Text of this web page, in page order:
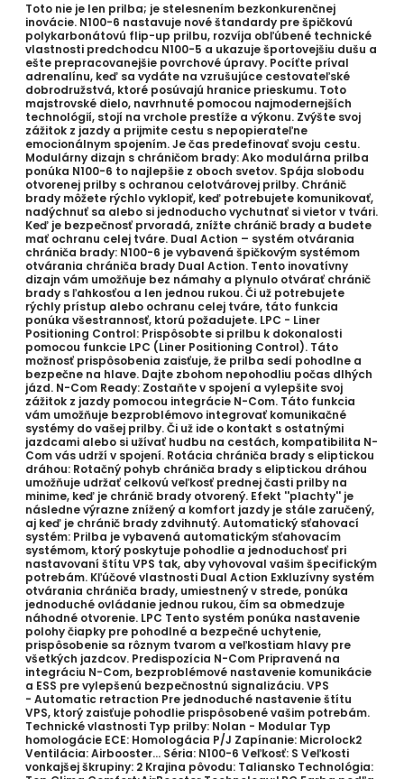
Toto nie je len prilba; je stelesnením bezkonkurenčnej
inovácie. N100-6 nastavuje nové štandardy pre špičkovú
polykarbonátovú flip-up prilbu, rozvíja obľúbené technické
vlastnosti predchodcu N100-5 a ukazuje športovejšiu dušu a
ešte prepracovanejšie povrchové úpravy. Pocíťte príval
adrenalínu, keď sa vydáte na vzrušujúce cestovateľské
dobrodružstvá, ktoré posúvajú hranice prieskumu. Toto
majstrovské dielo, navrhnuté pomocou najmodernejších
technológií, stojí na vrchole prestíže a výkonu. Zvýšte svoj
zážitok z jazdy a prijmite cestu s nepopierateľne
emocionálnym spojením. Je čas predefinovať svoju cestu.
Modulárny dizajn s chráničom brady: Ako modulárna prilba
ponúka N100-6 to najlepšie z oboch svetov. Spája slobodu
otvorenej prilby s ochranou celotvárovej prilby. Chránič
brady môžete rýchlo vyklopiť, keď potrebujete komunikovať,
nadýchnuť sa alebo si jednoducho vychutnať si vietor v tvári.
Keď je bezpečnosť prvoradá, znížte chránič brady a budete
mať ochranu celej tváre. Dual Action – systém otvárania
chrániča brady: N100-6 je vybavená špičkovým systémom
otvárania chrániča brady Dual Action. Tento inovatívny
dizajn vám umožňuje bez námahy a plynulo otvárať chránič
brady s ľahkosťou a len jednou rukou. Či už potrebujete
rýchly prístup alebo ochranu celej tváre, táto funkcia
ponúka všestrannosť, ktorú požadujete. LPC - Liner
Positioning Control: Prispôsobte si prilbu k dokonalosti
pomocou funkcie LPC (Liner Positioning Control). Táto
možnosť prispôsobenia zaisťuje, že prilba sedí pohodlne a
bezpečne na hlave. Dajte zbohom nepohodliu počas dlhých
jázd. N-Com Ready: Zostaňte v spojení a vylepšite svoj
zážitok z jazdy pomocou integrácie N-Com. Táto funkcia
vám umožňuje bezproblémovo integrovať komunikačné
systémy do vašej prilby. Či už ide o kontakt s ostatnými
jazdcami alebo si užívať hudbu na cestách, kompatibilita N-
Com vás udrží v spojení. Rotácia chrániča brady s eliptickou
dráhou: Rotačný pohyb chrániča brady s eliptickou dráhou
umožňuje udržať celkovú veľkosť prednej časti prilby na
minime, keď je chránič brady otvorený. Efekt ''plachty'' je
následne výrazne znížený a komfort jazdy je stále zaručený,
aj keď je chránič brady zdvihnutý. Automatický sťahovací
systém: Prilba je vybavená automatickým sťahovacím
systémom, ktorý poskytuje pohodlie a jednoduchosť pri
nastavovaní štítu VPS tak, aby vyhovoval vašim špecifickým
potrebám. Kľúčové vlastnosti Dual Action Exkluzívny systém
otvárania chrániča brady, umiestnený v strede, ponúka
jednoduché ovládanie jednou rukou, čím sa obmedzuje
náhodné otvorenie. LPC Tento systém ponúka nastavenie
polohy čiapky pre pohodlné a bezpečné uchytenie,
prispôsobenie sa rôznym tvarom a veľkostiam hlavy pre
všetkých jazdcov. Predispozícia N-Com Pripravená na
integráciu N-Com, bezproblémové nastavenie komunikácie
a ESS pre vylepšenú bezpečnostnú signalizáciu. VPS
- Automatic retraction Pre jednoduché nastavenie štítu
VPS, ktorý zaisťuje pohodlie prispôsobené vašim potrebám.
Technické vlastnosti Typ prilby: Nolan - Modular Typ
homologácie ECE: Homologácia P/J Zapínanie: Microlock2
Ventilácia: Airbooster... Séria: N100-6 Veľkosť: S Veľkosti
vonkajšej škrupiny: 2 Krajina pôvodu: Taliansko Technológia: